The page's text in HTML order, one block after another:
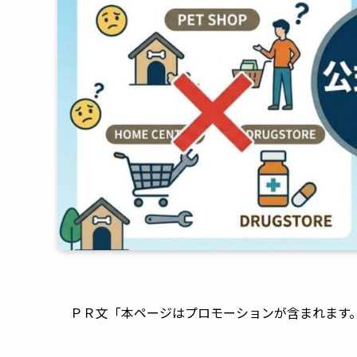
ＰＲ文「本ページはプロモーションが含まれます